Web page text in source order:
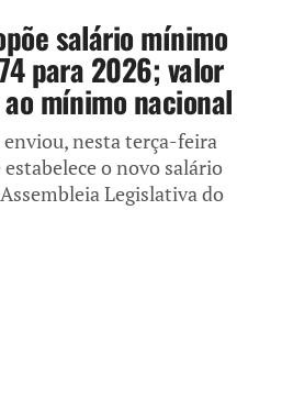
salário mínimo
para 2026; valor
mínimo nacional
enviou, nesta terça-feira
o novo salário
Legislativa do